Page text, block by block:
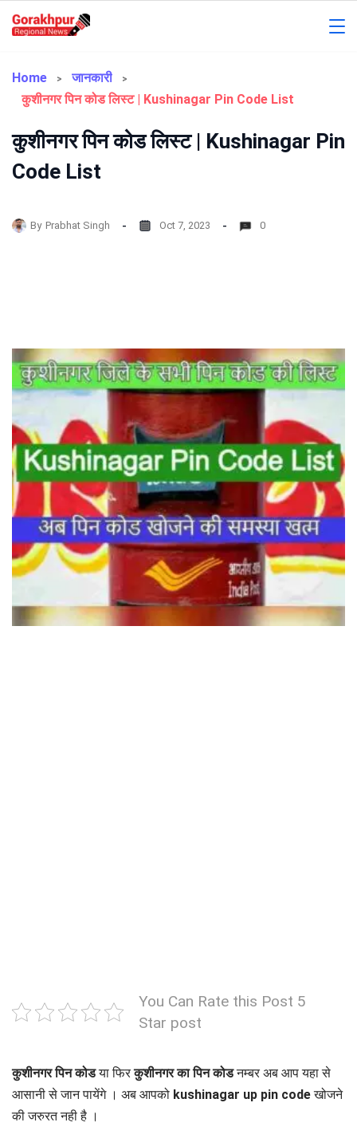
Regional
Home
जानकारी
कुशीनगर पिन कोड लिस्ट | Kushinagar Pin Code List
कुशीनगर पिन कोड लिस्ट | Kushinagar Pin
Code List
By Prabhat Singh Oct 7, 2023 0
You Can Rate this Post 5
Star post
कुशीनगर पिन कोडया फिरकुशीनगर का पिन कोडनम्बर अब आप यहा से
आसानी से जान पायेंगे । अब आपको kushinagar up pin codeखोजने
की जरुरत नही है ।